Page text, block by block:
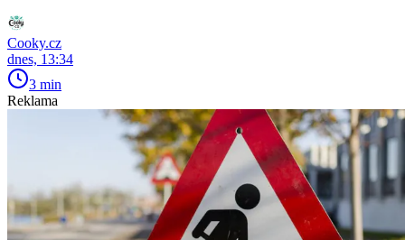
Cooky.cz
dnes, 13:34
3 min
Reklama